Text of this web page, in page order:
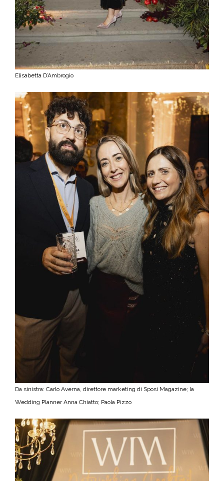
Elisabetta D’Ambrogio
Da sinistra: Carlo Averna, direttore marketing di Sposi Magazine; la
Wedding Planner Anna Chiatto; Paola Pizzo